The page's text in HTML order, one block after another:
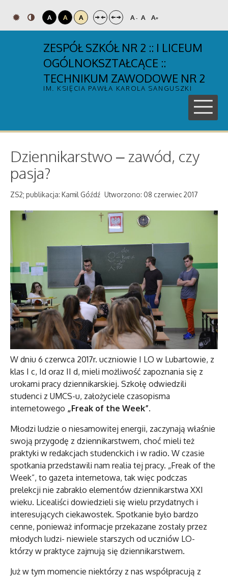
A A A A- A A+
ZESPÓŁ SZKÓŁ NR 2 :: I LICEUM
OGÓLNOKSZTAŁCĄCE ::
TECHNIKUM ZAWODOWE NR 2
IM. KSIĘCIA PAWŁA KAROLA SANGUSZKI
Dziennikarstwo – zawód, czy
pasja?
ZS2; publikacja: Kamil Góźdź Utworzono: 08 czerwiec 2017
W dniu 6 czerwca 2017r. uczniowie I LO w Lubartowie, z
klas I c, Id oraz II d, mieli możliwość zapoznania się z
urokami pracy dziennikarskiej. Szkołę odwiedzili
studenci z UMCS-u, założyciele czasopisma
internetowego „Freak of the Week”.
Młodzi ludzie o niesamowitej energii, zaczynają właśnie
swoją przygodę z dziennikarstwem, choć mieli też
praktyki w redakcjach studenckich i w radio. W czasie
spotkania przedstawili nam realia tej pracy. „Freak of the
Week”, to gazeta internetowa, tak więc podczas
prelekcji nie zabrakło elementów dziennikarstwa XXI
wieku. Licealiści dowiedzieli się wielu przydatnych i
interesujących ciekawostek. Spotkanie było bardzo
cenne, ponieważ informacje przekazane zostały przez
młodych ludzi- niewiele starszych od uczniów LO-
którzy w praktyce zajmują się dziennikarstwem.
Już w tym momencie niektórzy z nas współpracują z